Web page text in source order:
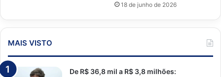
18 de junho de 2026
MAIS VISTO
De R$ 36,8 mil a R$ 3,8 milhões: